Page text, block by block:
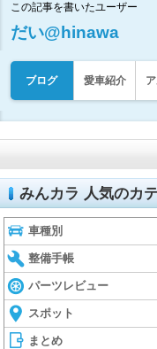
この記事を書いたユーザー
だい@hinawa
ブログ 愛車紹介
みんカラ 人気のカ
車種別
整備手帳
パーツレビュー
スポット
まとめ